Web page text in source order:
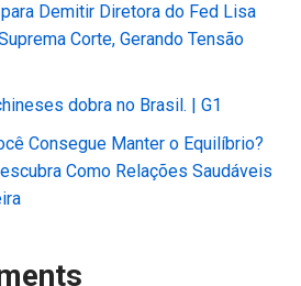
Demitir Diretora do Fed Lisa
Corte, Gerando Tensão
dobra no Brasil. | G1
Consegue Manter o Equilíbrio?
Como Relações Saudáveis